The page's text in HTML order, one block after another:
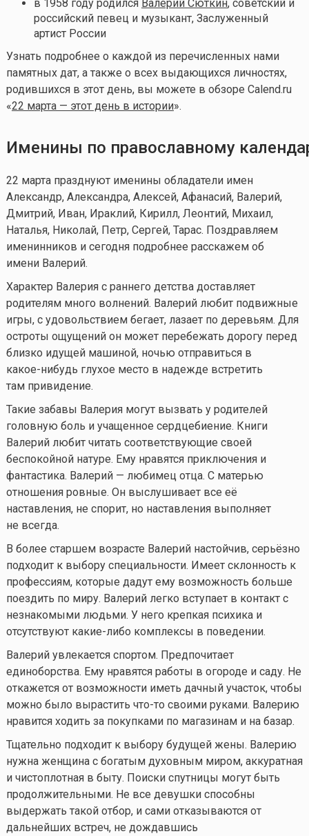
в 1958 году родился Валерий Сюткин, советский и
российский певец и музыкант, Заслуженный
артист России
Узнать подробнее о каждой из перечисленных нами
памятных дат, а также о всех выдающихся личностях,
родившихся в этот день, вы можете в обзоре Calend.ru
«22 марта — этот день в истории».
Именины по православному
22 марта празднуют именины обладатели имен
Александр, Александра, Алексей, Афанасий, Валерий,
Дмитрий, Иван, Ираклий, Кирилл, Леонтий, Михаил,
Наталья, Николай, Петр, Сергей, Тарас. Поздравляем
именинников и сегодня подробнее расскажем об
имени Валерий.
Характер Валерия с раннего детства доставляет
родителям много волнений. Валерий любит подвижные
игры, с удовольствием бегает, лазает по деревьям. Для
остроты ощущений он может перебежать дорогу перед
близко идущей машиной, ночью отправиться в
какое-нибудь глухое место в надежде встретить
там привидение.
Такие забавы Валерия могут вызвать у родителей
головную боль и учащенное сердцебиение. Книги
Валерий любит читать соответствующие своей
беспокойной натуре. Ему нравятся приключения и
фантастика. Валерий — любимец отца. С матерью
отношения ровные. Он выслушивает все её
наставления, не спорит, но наставления выполняет
не всегда.
В более старшем возрасте Валерий настойчив, серьёзно
подходит к выбору специальности. Имеет склонность к
профессиям, которые дадут ему возможность больше
поездить по миру. Валерий легко вступает в контакт с
незнакомыми людьми. У него крепкая психика и
отсутствуют какие-либо комплексы в поведении.
Валерий увлекается спортом. Предпочитает
единоборства. Ему нравятся работы в огороде и саду. Не
откажется от возможности иметь дачный участок, чтобы
можно было вырастить что-то своими руками. Валерию
нравится ходить за покупками по магазинам и на базар.
Тщательно подходит к выбору будущей жены. Валерию
нужна женщина с богатым духовным миром, аккуратная
и чистоплотная в быту. Поиски спутницы могут быть
продолжительными. Не все девушки способны
выдержать такой отбор, и сами отказываются от
дальнейших встреч, не дождавшись